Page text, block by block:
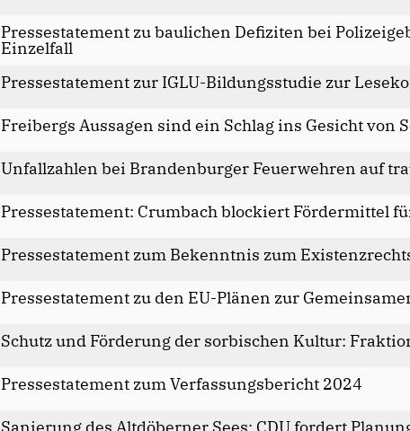
Pressestatement zu baulichen Defiziten bei
Einzelfall
Pressestatement zur IGLU-Bildungsstudie zur
Freibergs Aussagen sind ein Schlag ins Gesicht von
Unfallzahlen bei Brandenburger Feuerwehren auf
Pressestatement: Crumbach blockiert Fördermittel
Pressestatement zum Bekenntnis zum
Pressestatement zu den EU-Plänen zur
Schutz und Förderung der sorbischen Kultur:
Pressestatement zum Verfassungsbericht 2024